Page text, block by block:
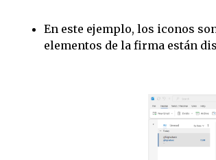
En este ejemplo, los iconos
elementos de la firma están